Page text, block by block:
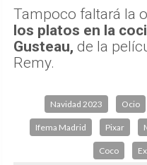
Tampoco faltará la
los platos en la
Gusteau, de la
Remy.
Navidad 2023 Ocio
Ifema Madrid Pixar
Coco